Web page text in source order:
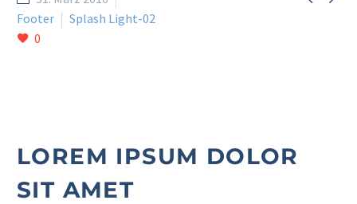
Footer
Splash Light-02
0
LOREM IPSUM DOLOR
SIT AMET